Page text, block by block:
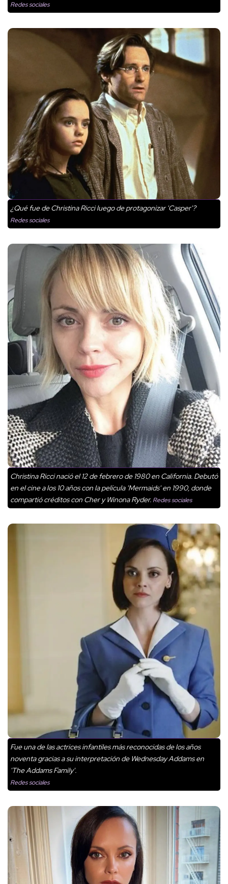
Redes sociales
¿Qué fue de Christina Ricci luego de protagonizar 'Casper'?
Redes sociales
Christina Ricci nació el 12 de febrero de 1980 en California. Debutó
en el cine a los 10 años con la película 'Mermaids' en 1990, donde
compartió créditos con Cher y Winona Ryder. Redes sociales
Fue una de las actrices infantiles más reconocidas de los años
noventa gracias a su interpretación de Wednesday Addams en
'The Addams Family'.
Redes sociales